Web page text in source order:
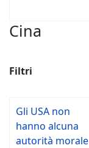
Cina
Filtri
Gli USA non
hanno alcuna
autorità morale